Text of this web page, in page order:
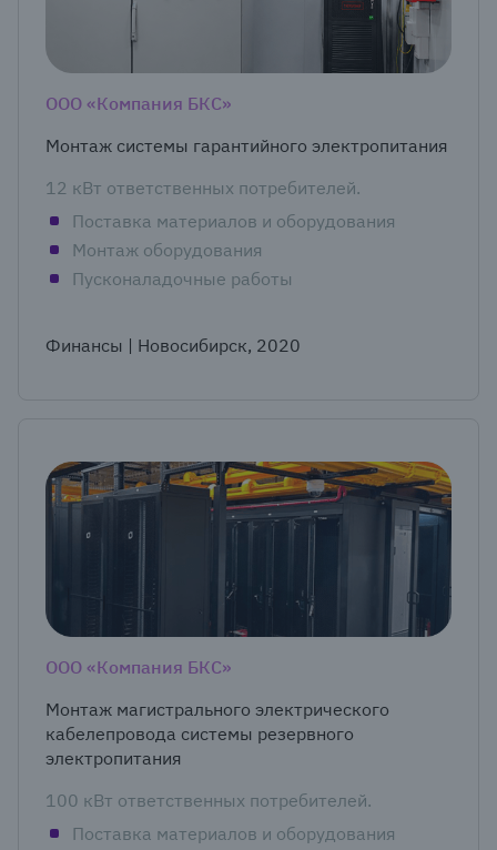
ООО «Компания БКС»
Монтаж системы гарантийного электропитания
12 кВт ответственных потребителей.
Поставка материалов и оборудования
Монтаж оборудования
Пусконаладочные работы
Финансы | Новосибирск, 2020
ООО «Компания БКС»
Монтаж магистрального электрического
кабелепровода системы резервного
электропитания
100 кВт ответственных потребителей.
Поставка материалов и оборудования